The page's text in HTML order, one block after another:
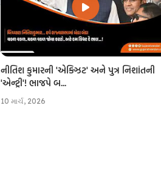
નીતિશ કુમારની 'એક્ઝિટ' અને પુત્ર નિશાંતની
'એન્ટ્રી'! ભાજપે બ...
10 માર્ચ, 2026